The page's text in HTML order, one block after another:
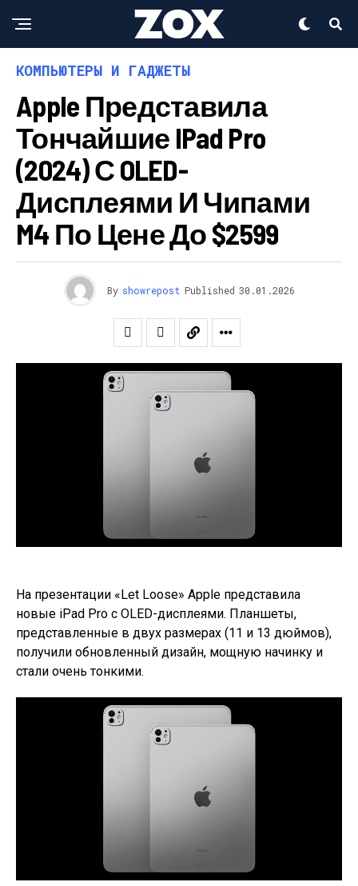
КОМПЬЮТЕРЫ И ГАДЖЕТЫ
Apple Представила
Тончайшие IPad Pro
(2024) С OLED-
Дисплеями И Чипами
M4 По Цене До $2599
By showrepost Published 30.01.2026
На презентации «Let Loose» Apple представила
новые iPad Pro с OLED-дисплеями. Планшеты,
представленные в двух размерах (11 и 13 дюймов),
получили обновленный дизайн, мощную начинку и
стали очень тонкими.